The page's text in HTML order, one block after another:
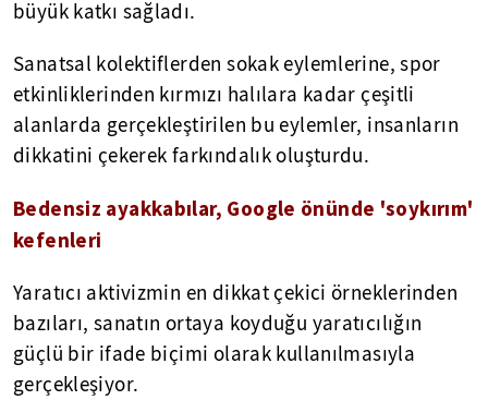
büyük katkı sağladı.
Sanatsal kolektiflerden sokak eylemlerine, spor
etkinliklerinden kırmızı halılara kadar çeşitli
alanlarda gerçekleştirilen bu eylemler, insanların
dikkatini çekerek farkındalık oluşturdu.
Bedensiz ayakkabılar, Google önünde 'soykırım'
kefenleri
Yaratıcı aktivizmin en dikkat çekici örneklerinden
bazıları, sanatın ortaya koyduğu yaratıcılığın
güçlü bir ifade biçimi olarak kullanılmasıyla
gerçekleşiyor.